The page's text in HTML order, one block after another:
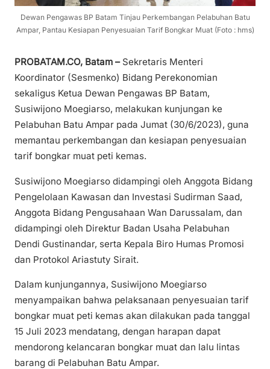
Dewan Pengawas BP Batam Tinjau Perkembangan Pelabuhan Batu
Ampar, Pantau Kesiapan Penyesuaian Tarif Bongkar Muat (Foto : hms)
PROBATAM.CO, Batam – Sekretaris Menteri
Koordinator (Sesmenko) Bidang Perekonomian
sekaligus Ketua Dewan Pengawas BP Batam,
Susiwijono Moegiarso, melakukan kunjungan ke
Pelabuhan Batu Ampar pada Jumat (30/6/2023), guna
memantau perkembangan dan kesiapan penyesuaian
tarif bongkar muat peti kemas.
Susiwijono Moegiarso didampingi oleh Anggota Bidang
Pengelolaan Kawasan dan Investasi Sudirman Saad,
Anggota Bidang Pengusahaan Wan Darussalam, dan
didampingi oleh Direktur Badan Usaha Pelabuhan
Dendi Gustinandar, serta Kepala Biro Humas Promosi
dan Protokol Ariastuty Sirait.
Dalam kunjungannya, Susiwijono Moegiarso
menyampaikan bahwa pelaksanaan penyesuaian tarif
bongkar muat peti kemas akan dilakukan pada tanggal
15 Juli 2023 mendatang, dengan harapan dapat
mendorong kelancaran bongkar muat dan lalu lintas
barang di Pelabuhan Batu Ampar.